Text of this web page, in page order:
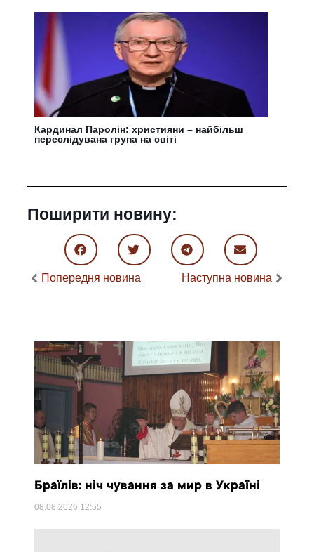
Кардинал Паролін: християни – найбільш
переслідувана група на світі
Поширити новину:
Попередня новина Наступна новина
Браїлів: ніч чування за мир в Україні
08.08.2026 12:55